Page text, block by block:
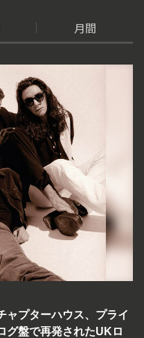
月間
ャプターハウス、プライ
盤で再発されたUKロ